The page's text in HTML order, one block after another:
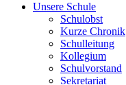
Unsere Schule
Schulobst
Kurze Chronik
Schulleitung
Kollegium
Schulvorstand
Sekretariat